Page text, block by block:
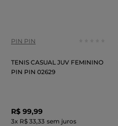
PIN PIN
TENIS CASUAL JUV FEMININO
PIN PIN 02629
R$ 99,99
3x R$ 33,33 sem juros